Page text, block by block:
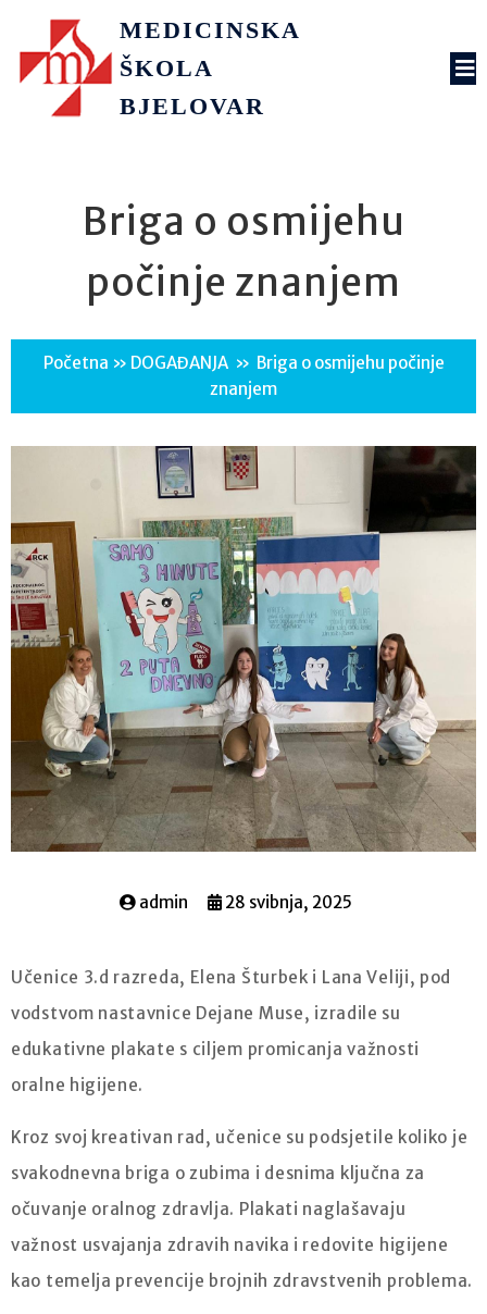
MEDICINSKA
ŠKOLA
BJELOVAR
Briga o osmijehu
počinje znanjem
Početna » DOGAĐANJA » Briga o osmijehu počinje
znanjem
admin 28 svibnja, 2025
Učenice 3.d razreda, Elena Šturbek i Lana Veliji, pod
vodstvom nastavnice Dejane Muse, izradile su
edukativne plakate s ciljem promicanja važnosti
oralne higijene.
Kroz svoj kreativan rad, učenice su podsjetile koliko je
svakodnevna briga o zubima i desnima ključna za
očuvanje oralnog zdravlja. Plakati naglašavaju
važnost usvajanja zdravih navika i redovite higijene
kao temelja prevencije brojnih zdravstvenih problema.